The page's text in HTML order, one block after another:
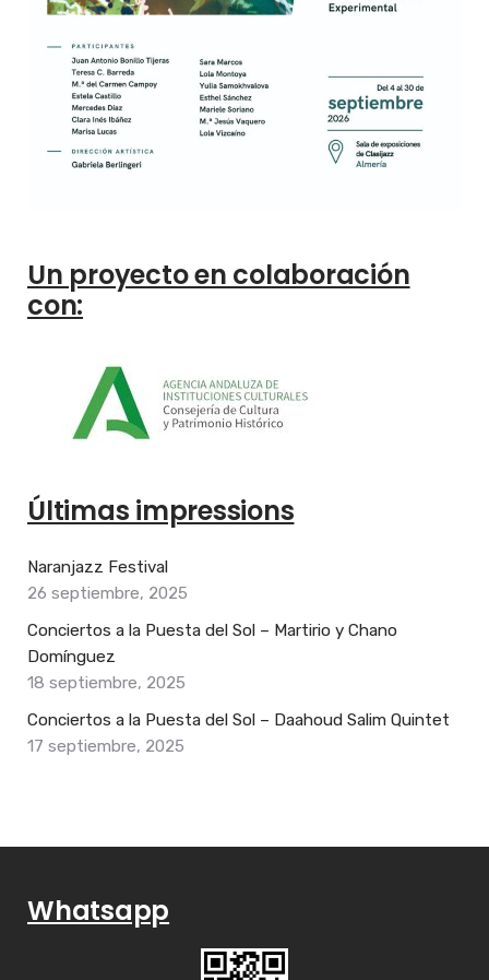
Un proyecto en colaboración
con:
Últimas impressions
Naranjazz Festival
26 septiembre, 2025
Conciertos a la Puesta del Sol – Martirio y Chano
Domínguez
18 septiembre, 2025
Conciertos a la Puesta del Sol – Daahoud Salim Quintet
17 septiembre, 2025
Whatsapp